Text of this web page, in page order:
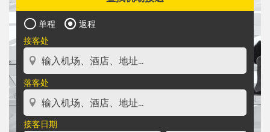
单程
返程
接客处
落客处
接客日期